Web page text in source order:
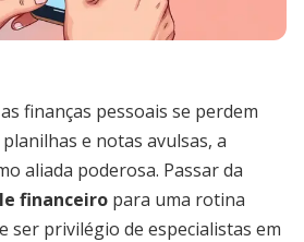
finanças pessoais se perdem
e notas avulsas, a
aliada poderosa. Passar da
financeiro para uma rotina
ser privilégio de especialistas em